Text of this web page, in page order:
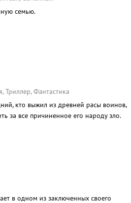
семью.
Фантастика
кто выжил из древней расы воинов,
за все причиненное его народу зло.
в одном из заключенных своего